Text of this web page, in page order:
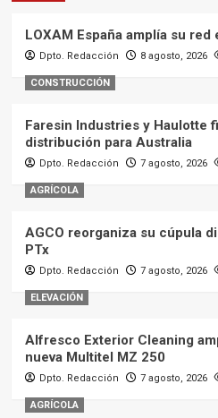
LOXAM España amplía su red
Dpto. Redacción 8 agosto, 2026
CONSTRUCCIÓN
Faresin Industries y Haulotte
distribución para Australia
Dpto. Redacción 7 agosto, 2026
AGRÍCOLA
AGCO reorganiza su cúpula
PTx
Dpto. Redacción 7 agosto, 2026
ELEVACIÓN
Alfresco Exterior Cleaning
nueva Multitel MZ 250
Dpto. Redacción 7 agosto, 2026
AGRÍCOLA